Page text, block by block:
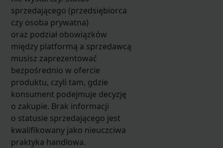
sprzedającego (przedsiębiorca
czy osoba prywatna)
oraz podział obowiązków
między platformą a sprzedawcą
musisz zaprezentować
bezpośrednio w ofercie
produktu, czyli tam, gdzie
konsument podejmuje decyzję
o zakupie. Brak informacji
o statusie sprzedającego jest
kwalifikowany jako nieuczciwa
praktyka handlowa.